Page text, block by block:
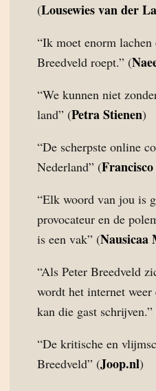
(Lousewies van der
“Ik moet enorm
Breedveld roept.” (
“We kunnen niet
land” (Petra Stienen)
“De scherpste online
Nederland” (
“Elk woord van jou is
provocateur en de
is een vak” (Nausicaa
“Als Peter Breedveld
wordt het internet
kan die gast
“De kritische en
Breedveld” (Joop.nl)